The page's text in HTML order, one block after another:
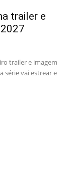
trailer e
trailer e imagem
série vai estrear e